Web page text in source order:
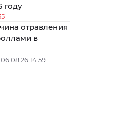
году
отравления
в
06.08.26 14:59